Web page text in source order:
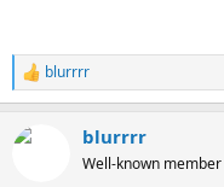
R
e
k
blurrrr
blurrrr
Well-known member